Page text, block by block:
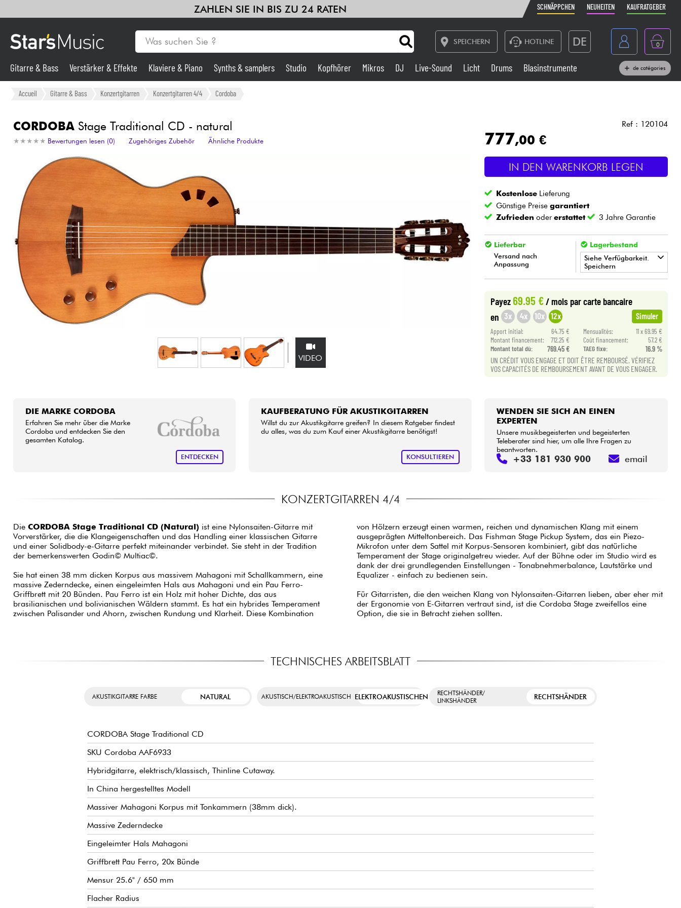
ZAHLEN SIE IN BIS ZU 24 RATEN SCHNÄPPCHEN NEUHEITEN KAUFRATGEBER
SPEICHERN HOTLINE DE
Belgique
Nederland
0
Gitarre & Bass
Synths & samplers
Live-Sound
Licht Blasinstrumente
Violinen & Quartett Kabel & Zubehöre
Bundle
Sehen Sie sich unsere Marken an
Gitarre & Bass Verstärker & Effekte Klaviere & Piano Synths & samplers Studio Kopfhörer Mikros DJ Live-Sound Licht Drums Blasinstrumente de catégories
Accueil Gitarre & Bass Konzertgitarren Konzertgitarren 4/4 Cordoba
CORDOBAStage Traditional CD - natural
★ ★ ★ ★ ★
★ ★ ★ ★ ★ Bewertungen lesen (0) Zugehöriges Zubehör Ähnliche Produkte
VIDEO
Ref : 120104
777,00 €
IN DEN WARENKORB LEGEN
Kostenlose Lieferung
Günstige Preisegarantiert
Zufrieden odererstattet 3 Jahre Garantie
Lieferbar
Versand nach
Anpassung
Lagerbestand
Siehe Verfügbarkeit.
Speichern
Payez69.95 €/ mois par carte bancaire
en 3x 4x 10x 12x Simuler
Apport initial: 64.75 € Mensualités:
11 x 69.95 €
Montant financement:
712.25 € Coût financement:
57.2 €
Montant total dù:
769.45 € TAEG fixe: 16.9 %
UN CRÉDIT VOUS ENGAGE ET DOIT ÊTRE REMBOURSÉ. VÉRIFIEZ
VOS CAPACITÉS DE REMBOURSEMENT AVANT DE VOUS ENGAGER.
DIE MARKE CORDOBA
Erfahren Sie mehr über die Marke
Cordoba und entdecken Sie den
gesamten Katalog.
ENTDECKEN
KAUFBERATUNG FÜR AKUSTIKGITARREN
Willst du zur Akustikgitarre greifen? In diesem Ratgeber findest
du alles, was du zum Kauf einer Akustikgitarre benötigst!
KONSULTIEREN
WENDEN SIE SICH AN EINEN
EXPERTEN
Unsere musikbegeisterten und begeisterten
Teleberater sind hier, um alle Ihre Fragen zu
beantworten.
+33 181 930 900 email
KONZERTGITARREN 4/4
Die CORDOBA Stage Traditional CD (Natural) ist eine Nylonsaiten-Gitarre mit
Vorverstärker, die die Klangeigenschaften und das Handling einer klassischen Gitarre
und einer Solidbody-e-Gitarre perfekt miteinander verbindet. Sie steht in der Tradition
der bemerkenswerten Godin© Multiac©.
Sie hat einen 38 mm dicken Korpus aus massivem Mahagoni mit Schallkammern, eine
massive Zederndecke, einen eingeleimten Hals aus Mahagoni und ein Pau Ferro-
Griffbrett mit 20 Bünden. Pau Ferro ist ein Holz mit hoher Dichte, das aus
brasilianischen und bolivianischen Wäldern stammt. Es hat ein hybrides Temperament
zwischen Palisander und Ahorn, zwischen Rundung und Klarheit. Diese Kombination
von Hölzern erzeugt einen warmen, reichen und dynamischen Klang mit einem
ausgeprägten Mitteltonbereich. Das Fishman Stage Pickup System, das ein Piezo-
Mikrofon unter dem Sattel mit Korpus-Sensoren kombiniert, gibt das natürliche
Temperament der Stage originalgetreu wieder. Auf der Bühne oder im Studio wird es
dank der drei grundlegenden Einstellungen - Tonabnehmerbalance, Lautstärke und
Equalizer - einfach zu bedienen sein.
Für Gitarristen, die den weichen Klang von Nylonsaiten-Gitarren lieben, aber eher mit
der Ergonomie von E-Gitarren vertraut sind, ist die Cordoba Stage zweifellos eine
Option, die sie in Betracht ziehen sollten.
TECHNISCHES ARBEITSBLATT
AKUSTIKGITARRE FARBE NATURAL AKUSTISCH/ELEKTROAKUSTISCH ELEKTROAKUSTISCHEN
RECHTSHÄNDER/
LINKSHÄNDER
RECHTSHÄNDER
CORDOBA Stage Traditional CD
SKU Cordoba AAF6933
Hybridgitarre, elektrisch/klassisch, Thinline Cutaway.
In China hergestelltes Modell
Massiver Mahagoni Korpus mit Tonkammern (38mm dick).
Massive Zederndecke
Eingeleimter Hals Mahagoni
Griffbrett Pau Ferro, 20x Bünde
Mensur 25.6" / 650 mm
Flacher Radius